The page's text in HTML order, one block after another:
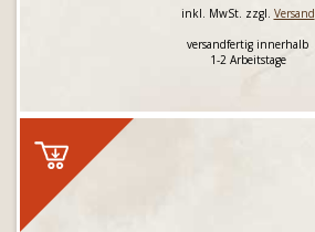
inkl. MwSt. zzgl. Versand
versandfertig innerhalb
1-2 Arbeitstage